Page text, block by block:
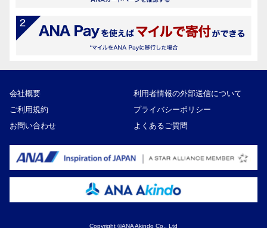
会社概要
利用者情報の外部送信について
ご利用規約
プライバシーポリシー
お問い合わせ
よくあるご質問
Copyright ©ANA Akindo Co., Ltd